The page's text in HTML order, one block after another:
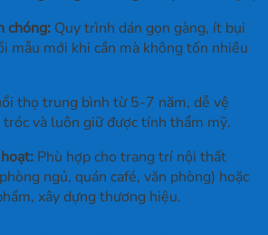
chóng: Quy trình dán gọn gàng, ít bụi
mẫu mới khi cần mà không tốn nhiều
thọ trung bình từ 5-7 năm, dễ vệ
và luôn giữ được tính thẩm mỹ.
Phù hợp cho trang trí nội thất
ngủ, quán café, văn phòng) hoặc
xây dựng thương hiệu.